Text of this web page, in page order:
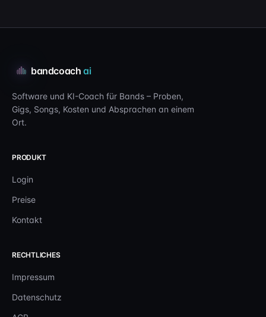
bandcoach ai
Software und KI-Coach für Bands – Proben,
Gigs, Songs, Kosten und Absprachen an einem
Ort.
PRODUKT
Login
Preise
Kontakt
RECHTLICHES
Impressum
Datenschutz